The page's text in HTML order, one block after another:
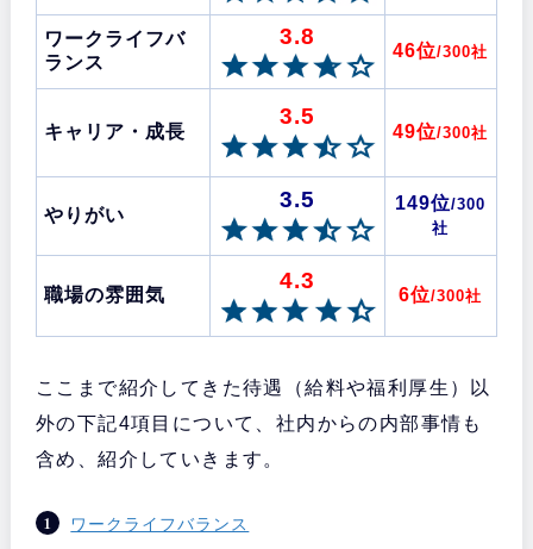
ワークライフバ
ランス
3.8
46位/300社
キャリア・成長
3.5
49位/300社
やりがい
3.5 149位/300
社
職場の雰囲気
4.3
6位/300社
ここまで紹介してきた待遇（給料や福利厚生）以
外の下記4項目について、社内からの内部事情も
含め、紹介していきます。
ワークライフバランス